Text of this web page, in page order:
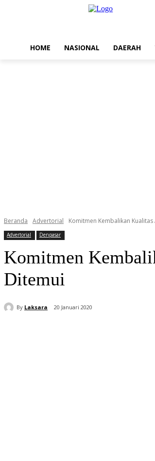
HOME NASIONAL DAERAH
Beranda Advertorial Komitmen Kembalikan
Advertorial Denpasar
Komitmen
Ditemui
By Laksara 20 Januari 2020